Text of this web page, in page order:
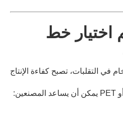
اختيار خط
في التقلبات، تصبح كفاءة الإنتاج